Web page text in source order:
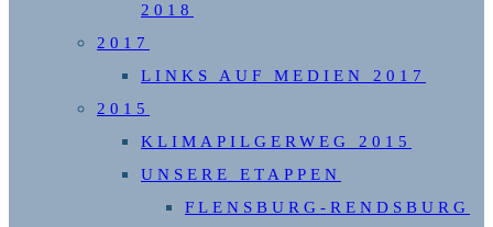
2018
2017
LINKS AUF MEDIEN 2017
2015
KLIMAPILGERWEG 2015
UNSERE ETAPPEN
FLENSBURG-RENDSBURG